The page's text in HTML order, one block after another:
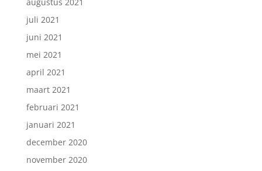
juli 2021
juni 2021
mei 2021
april 2021
maart 2021
februari 2021
januari 2021
december 2020
november 2020